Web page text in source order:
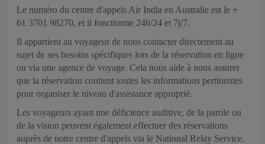
Le numéro du centre d'appels Air India en Australie est le +
61 3701 98270, et il fonctionne 24h/24 et 7j/7.
Il appartient au voyageur de nous contacter directement au
sujet de ses besoins spécifiques lors de la réservation en ligne
ou via une agence de voyage. Cela nous aide à nous assurer
que la réservation contient toutes les informations pertinentes
pour organiser le niveau d'assistance approprié.
Les voyageurs ayant une déficience auditive, de la parole ou
de la vision peuvent également effectuer des réservations
auprès de notre centre d'appels via le National Relay Service.